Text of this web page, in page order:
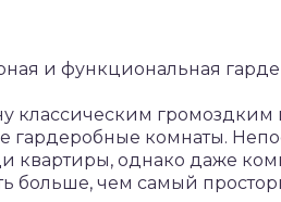
и функциональная
классическим
гардеробные комнаты.
квартиры, однако даже
больше, чем самый